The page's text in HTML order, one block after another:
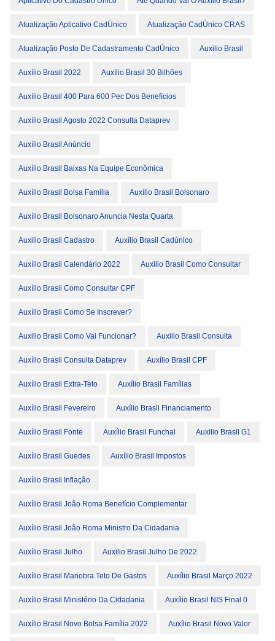
Atualização Aplicativo CadÚnico Atualização CadÚnico CRAS
Atualização Posto De Cadastramento CadÚnico Auxilio Brasil
Auxílio Brasil 2022 Auxílio Brasil 30 Bilhões
Auxílio Brasil 400 Para 600 Pec Dos Benefícios
Auxílio Brasil Agosto 2022 Consulta Dataprev
Auxílio Brasil Anúncio
Auxílio Brasil Baixas Na Equipe Econômica
Auxílio Brasil Bolsa Família Auxílio Brasil Bolsonaro
Auxílio Brasil Bolsonaro Anuncia Nesta Quarta
Auxilio Brasil Cadastro Auxílio Brasil Cadúnico
Auxílio Brasil Calendário 2022 Auxilio Brasil Como Consultar
Auxílio Brasil Como Consultar CPF
Auxílio Brasil Como Se Inscrever?
Auxilio Brasil Como Vai Funcionar? Auxilio Brasil Consulta
Auxílio Brasil Consulta Dataprev Auxílio Brasil CPF
Auxílio Brasil Extra-Teto Auxílio Brasil Famílias
Auxílio Brasil Fevereiro Auxílio Brasil Financiamento
Auxílio Brasil Fonte Auxílio Brasil Funchal Auxilio Brasil G1
Auxílio Brasil Guedes Auxílio Brasil Impostos
Auxílio Brasil Inflação
Auxílio Brasil João Roma Benefício Complementar
Auxílio Brasil João Roma Ministro Da Cidadania
Auxílio Brasil Julho Auxilio Brasil Julho De 2022
Auxílio Brasil Manobra Teto De Gastos Auxílio Brasil Março 2022
Auxílio Brasil Ministério Da Cidadania Auxílio Brasil NIS Final 0
Auxílio Brasil Novo Bolsa Família 2022 Auxílio Brasil Novo Valor